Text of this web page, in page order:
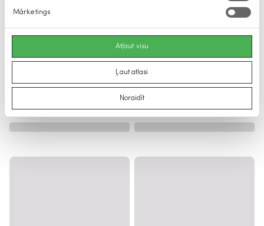
Mārketings
Atļaut visu
Ļaut atlasi
Noraidīt